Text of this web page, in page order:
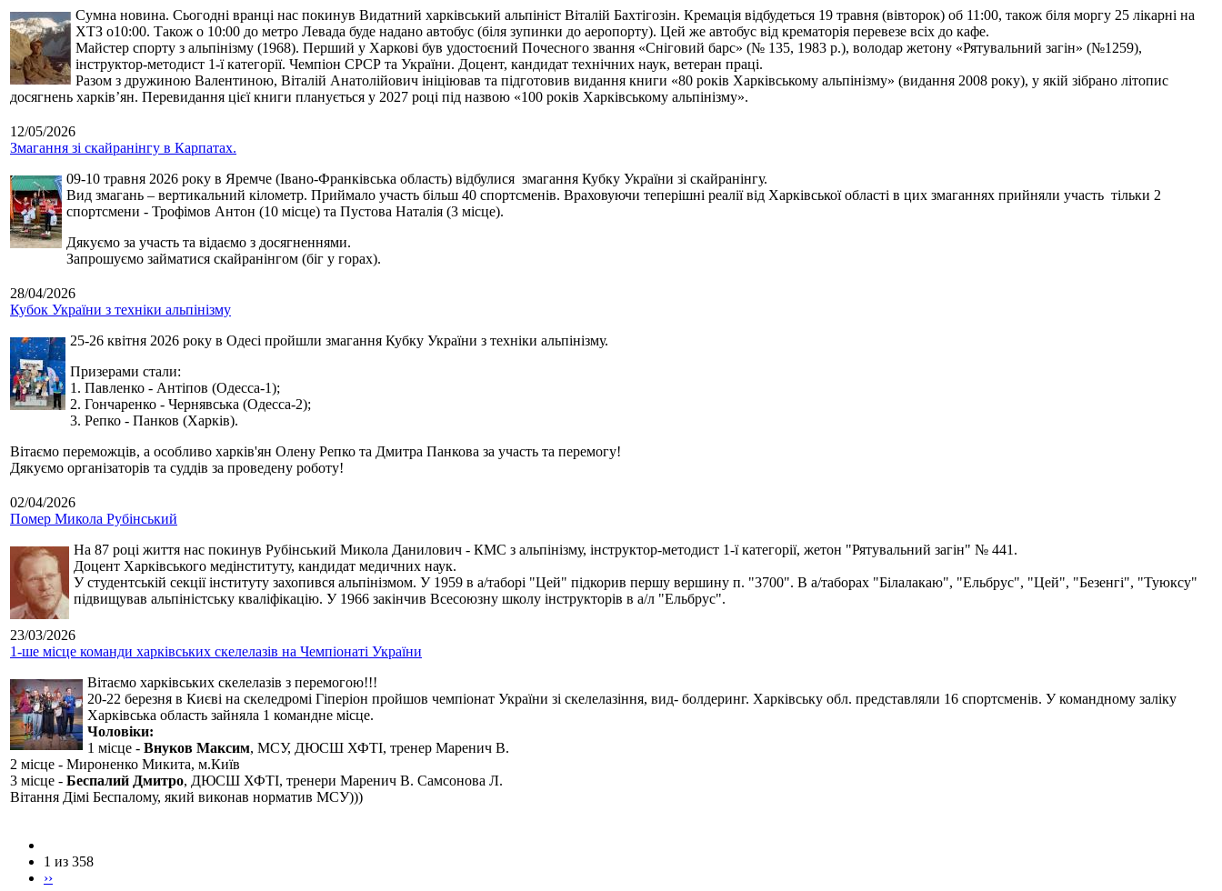
Сумна новина. Сьогодні вранці нас покинув Видатний харківський альпініст Віталій Бахтігозін. Кремація відбудеться 19 травня (вівторок) об 11:00, також біля моргу 25 лікарні на
ХТЗ о10:00. Також о 10:00 до метро Левада буде надано автобус (біля зупинки до аеропорту). Цей же автобус від крематорія перевезе всіх до кафе.
Майстер спорту з альпінізму (1968). Перший у Харкові був удостоєний Почесного звання «Сніговий барс» (№ 135, 1983 р.), володар жетону «Рятувальний загін» (№1259),
інструктор-методист 1-ї категорії. Чемпіон СРСР та України. Доцент, кандидат технічних наук, ветеран праці.
Разом з дружиною Валентиною, Віталій Анатолійович ініціював та підготовив видання книги «80 років Харківському альпінізму» (видання 2008 року), у якій зібрано літопис
досягнень харків’ян. Перевидання цієї книги планується у 2027 році під назвою «100 років Харківському альпінізму».
12/05/2026
Змагання зі скайранінгу в Карпатах.
09-10 травня 2026 року в Яремче (Івано-Франківська область) відбулися змагання Кубку України зі скайранінгу.
Вид змагань – вертикальний кілометр. Приймало участь більш 40 спортсменів. Враховуючи теперішні реалії від Харківської області в цих змаганнях прийняли участь тільки 2
спортсмени - Трофімов Антон (10 місце) та Пустова Наталія (3 місце).
Дякуємо за участь та відаємо з досягненнями.
Запрошуємо займатися скайранінгом (біг у горах).
28/04/2026
Кубок України з техніки альпінізму
25-26 квітня 2026 року в Одесі пройшли змагання Кубку України з техніки альпінізму.
Призерами стали:
1. Павленко - Антіпов (Одесса-1);
2. Гончаренко - Чернявська (Одесса-2);
3. Репко - Панков (Харків).
Вітаємо переможців, а особливо харків'ян Олену Репко та Дмитра Панкова за участь та перемогу!
Дякуємо організаторів та суддів за проведену роботу!
02/04/2026
Помер Микола Рубінський
На 87 році життя нас покинув Рубінський Микола Данилович - КМС з альпінізму, інструктор-методист 1-ї категорії, жетон "Рятувальний загін" № 441.
Доцент Харківського медінституту, кандидат медичних наук.
У студентській секції інституту захопився альпінізмом. У 1959 в а/таборі "Цей" підкорив першу вершину п. "3700". В а/таборах "Білалакаю", "Ельбрус", "Цей", "Безенгі", "Туюксу"
підвищував альпіністську кваліфікацію. У 1966 закінчив Всесоюзну школу інструкторів в а/л "Ельбрус".
23/03/2026
1-ше місце команди харківських скелелазів на Чемпіонаті України
Вітаємо харківських скелелазів з перемогою!!!
20-22 березня в Києві на скеледромі Гіперіон пройшов чемпіонат України зі скелелазіння, вид- болдеринг. Харківську обл. представляли 16 спортсменів. У командному заліку
Харківська область зайняла 1 командне місце.
Чоловіки:
1 місце - Внуков Максим, МСУ, ДЮСШ ХФТІ, тренер Маренич В.
2 місце - Мироненко Микита, м.Київ
3 місце - Беспалий Дмитро, ДЮСШ ХФТІ, тренери Маренич В. Самсонова Л.
Вітання Дімі Беспалому, який виконав норматив МСУ)))
1 из 358
››